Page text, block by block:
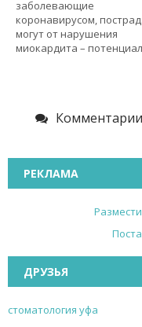
заболевающие
коронавирусом,
могут от нарушения
миокардита –
РЕКЛАМА
ДРУЗЬЯ
стоматология уфа